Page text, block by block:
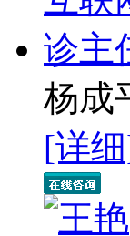
杨成
[详